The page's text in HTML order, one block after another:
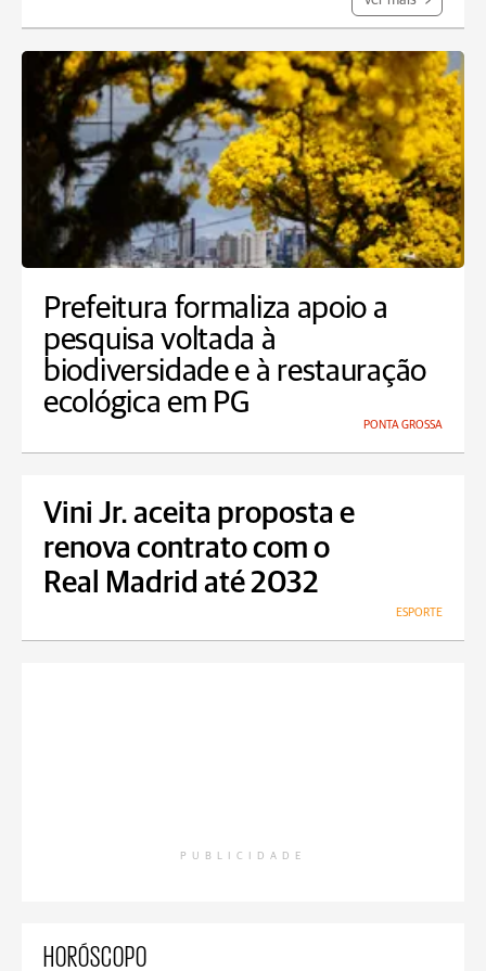
Prefeitura formaliza apoio a
pesquisa voltada à
biodiversidade e à restauração
ecológica em PG
PONTA GROSSA
Vini Jr. aceita proposta e
renova contrato com o
Real Madrid até 2032
ESPORTE
PUBLICIDADE
HORÓSCOPO